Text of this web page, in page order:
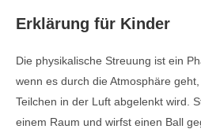
Erklärung für Kinder
Die physikalische Streuung ist ein
wenn es durch die Atmosphäre
Teilchen in der Luft abgelenkt wird.
einem Raum und wirfst einen Ball